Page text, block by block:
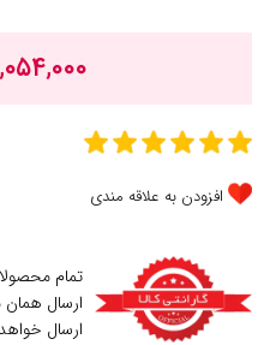
۲,۰۵۴,۰۰۰
افزودن به علاقه مندی
تمام
ارسال
ارسال